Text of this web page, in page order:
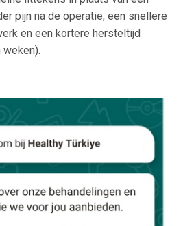
pijn na de operatie, een snellere
en een kortere hersteltijd
weken).